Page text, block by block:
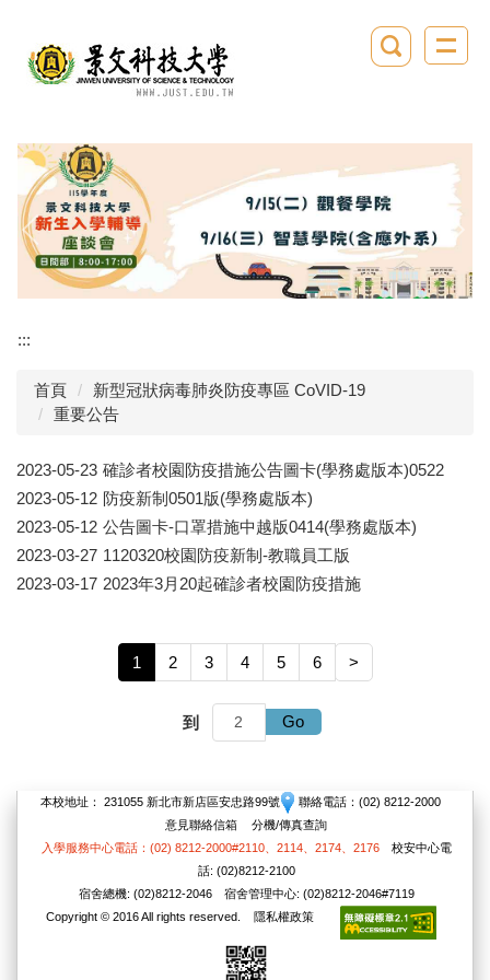
區
:::
首頁
新型冠狀病毒肺炎防疫專區 CoVID-19
重要公告
2023-05-23 確診者校園防疫措施公告圖卡(學務處版本)0522
2023-05-12 防疫新制0501版(學務處版本)
2023-05-12 公告圖卡-口罩措施中越版0414(學務處版本)
2023-03-27 1120320校園防疫新制-教職員工版
2023-03-17 2023年3月20起確診者校園防疫措施
1 2 3 4 5 6 >
到 Go
本校地址： 231055 新北市新店區安忠路99號
聯絡電話：(02) 8212-2000
意見聯絡信箱
分機/傳真查詢
入學服務中心電話：(02) 8212-2000#2110、2114、2174、2176 校安中心電
話: (02)8212-2100
宿舍總機: (02)8212-2046 宿舍管理中心: (02)8212-2046#7119
Copyright © 2016 All rights reserved.
隱私權政策